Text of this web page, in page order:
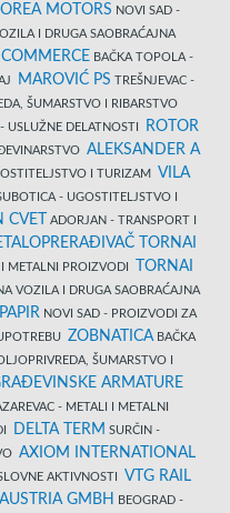
MOTORS NOVI SAD -
I DRUGA SAOBRAĆAJNA
BAČKA TOPOLA -
MAROVIĆ PS TREŠNJEVAC -
ŠUMARSTVO I RIBARSTVO
USLUŽNE DELATNOSTI ROTOR
ALEKSANDER A
I TURIZAM VILA
- UGOSTITELJSTVO I
CVET
ADORJAN - TRANSPORT I
TORNAI
METALNI PROIZVODI TORNAI
VOZILA I DRUGA SAOBRAĆAJNA
NOVI SAD - PROIZVODI ZA
ZOBNATICA BAČKA
ŠUMARSTVO I
ARMATURE
- METALI I METALNI
DELTA TERM SURČIN -
AXIOM INTERNATIONAL
AKTIVNOSTI VTG RAIL
GMBH
BEOGRAD -